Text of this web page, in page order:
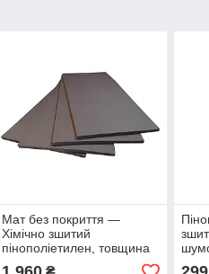
Мат без покриття —
Хімічно зшитий
пінополіетилен, товщина
40 мм 1х2м